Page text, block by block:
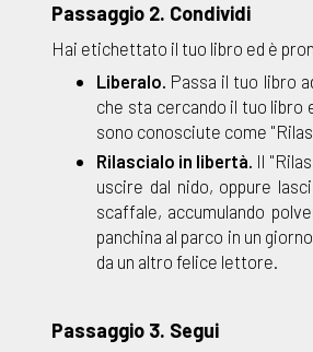
Passaggio 2. Condividi
Hai etichettato il tuo libro ed è
Liberalo. Passa il tuo libro
che sta cercando il tuo libro
sono conosciute come
Rilascialo in libertà. Il
uscire dal nido, oppure
scaffale, accumulando
panchina al parco in un
da un altro felice lettore.
Passaggio 3. Segui